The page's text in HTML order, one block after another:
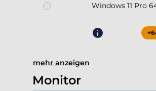
Windows 11 Pro
mehr anzeigen
Monitor